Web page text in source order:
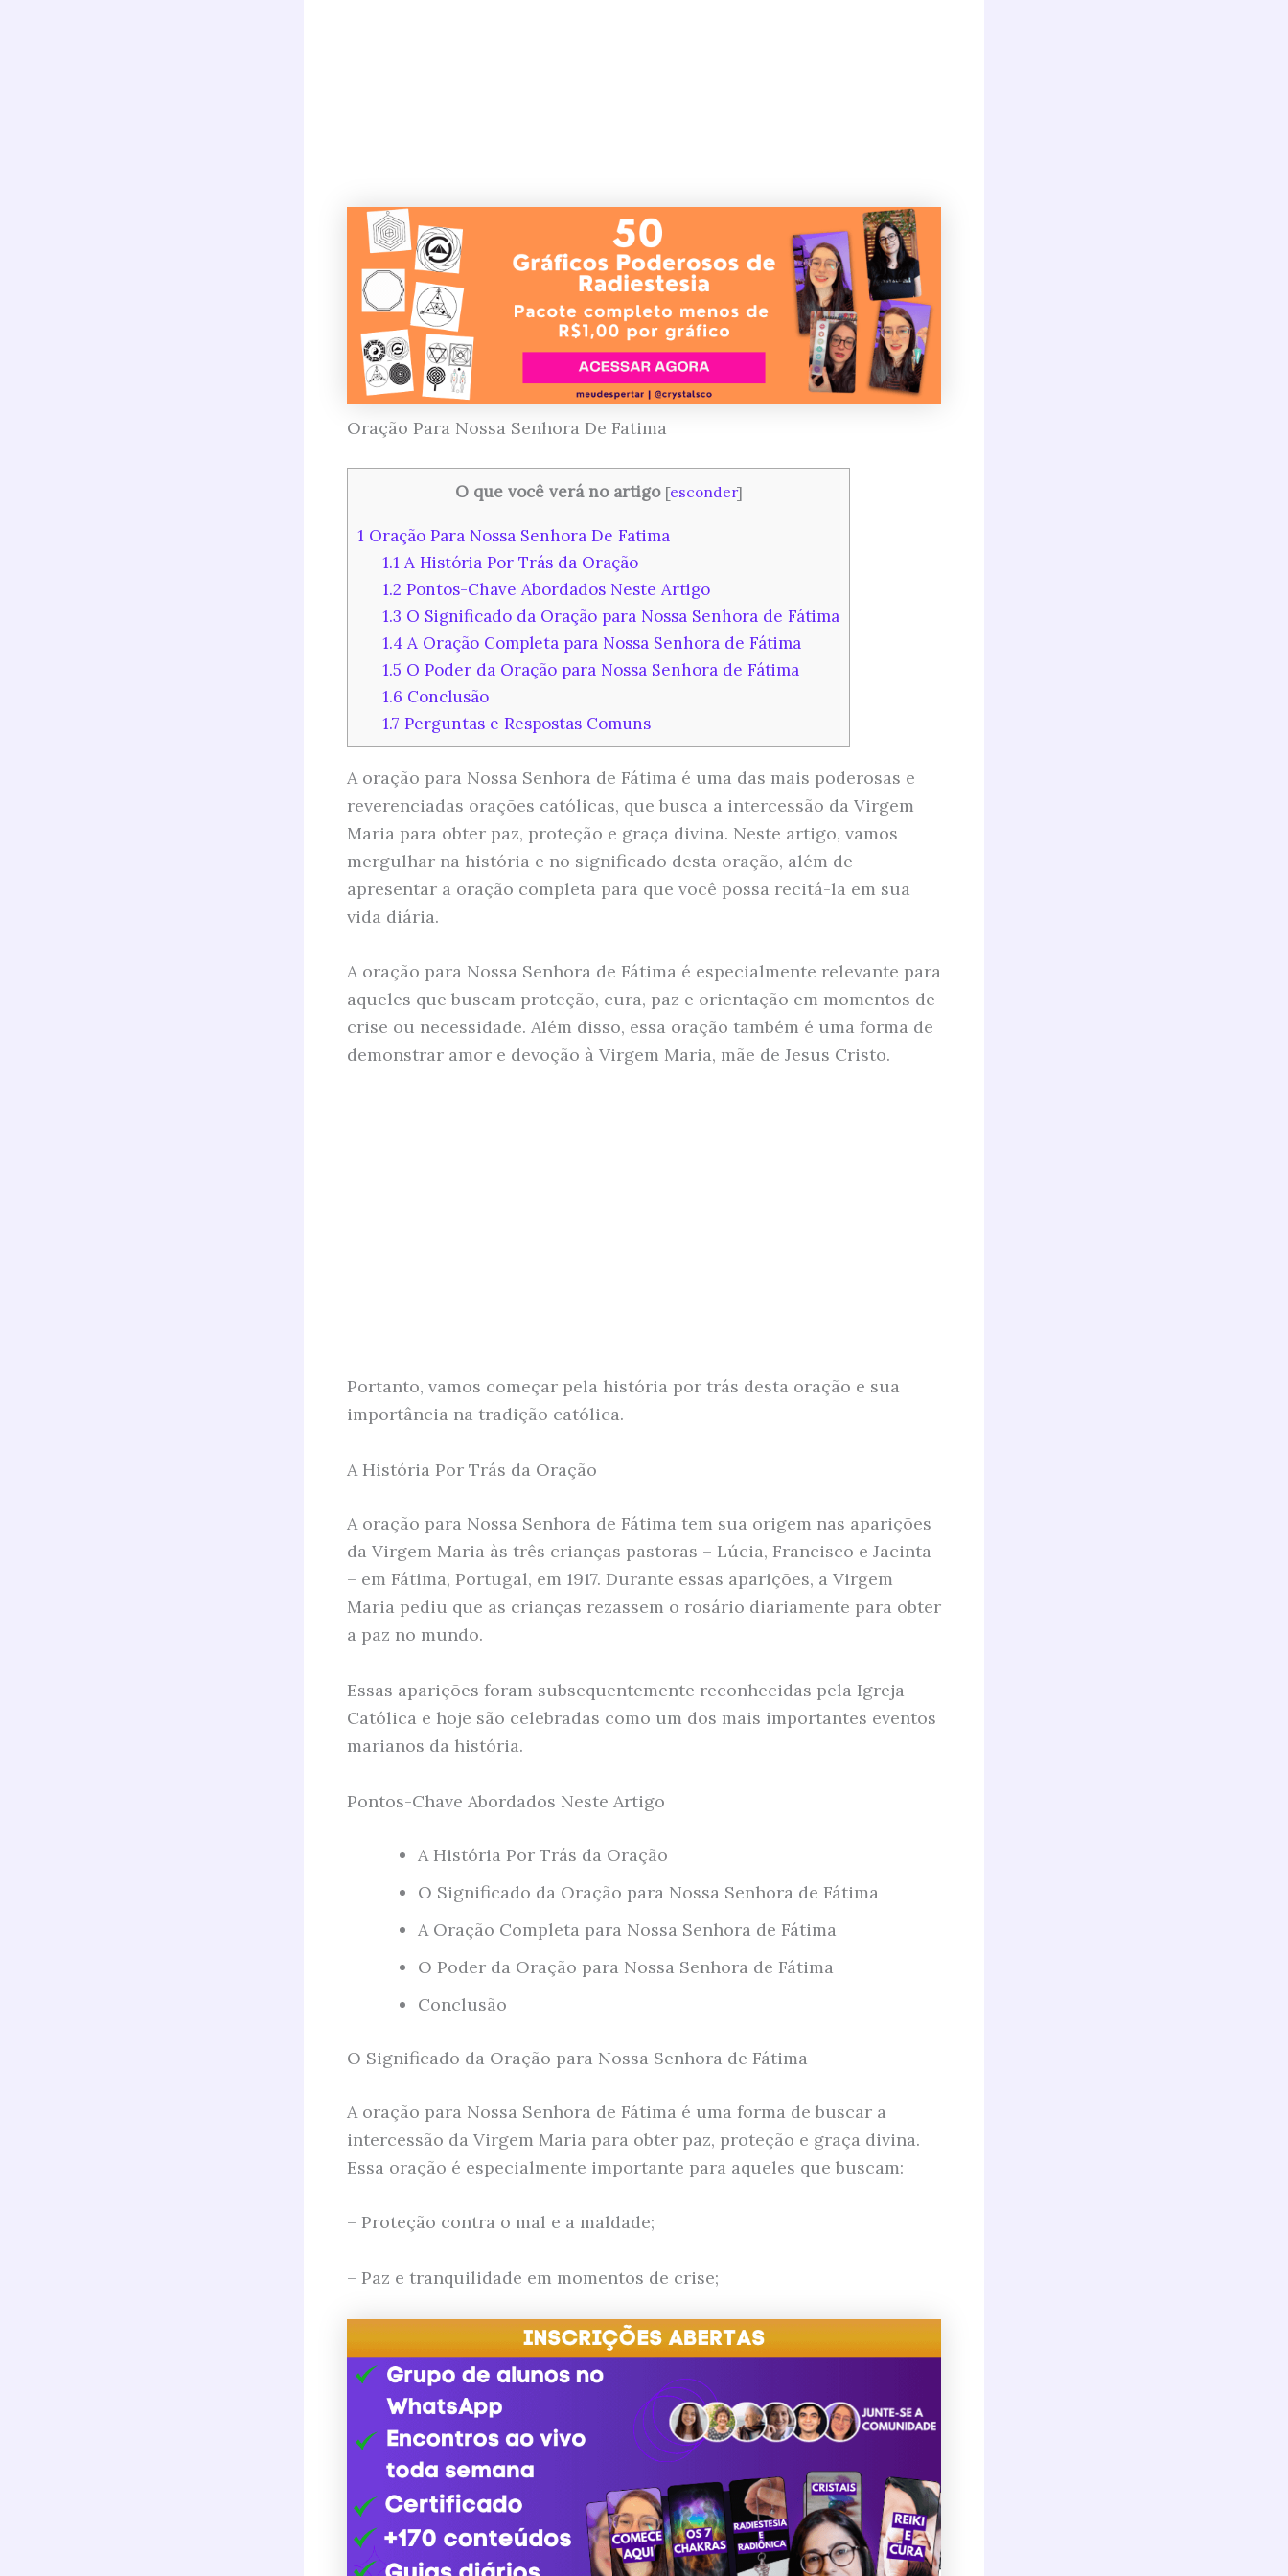
Oração Para Nossa Senhora De Fatima
O que você verá no artigo [esconder]
1 Oração Para Nossa Senhora De Fatima
1.1A História Por Trás da Oração
1.2 Pontos-Chave Abordados Neste Artigo
1.3 O Significado da Oração para Nossa Senhora de Fátima
1.4 A Oração Completa para Nossa Senhora de Fátima
1.5 O Poder da Oração para Nossa Senhora de Fátima
1.6 Conclusão
1.7 Perguntas e Respostas Comuns
A oração para Nossa Senhora de Fátima é uma das mais poderosas e
reverenciadas orações católicas, que busca a intercessão da Virgem
Maria para obter paz, proteção e graça divina. Neste artigo, vamos
mergulhar na história e no significado desta oração, além de
apresentar a oração completa para que você possa recitá-la em sua
vida diária.
A oração para Nossa Senhora de Fátima é especialmente relevante para
aqueles que buscam proteção, cura, paz e orientação em momentos de
crise ou necessidade. Além disso, essa oração também é uma forma de
demonstrar amor e devoção à Virgem Maria, mãe de Jesus Cristo.
Portanto, vamos começar pela história por trás desta oração e sua
importância na tradição católica.
A História Por Trás da Oração
A oração para Nossa Senhora de Fátima tem sua origem nas aparições
da Virgem Maria às três crianças pastoras – Lúcia, Francisco e Jacinta
– em Fátima, Portugal, em 1917. Durante essas aparições, a Virgem
Maria pediu que as crianças rezassem o rosário diariamente para obter
a paz no mundo.
Essas aparições foram subsequentemente reconhecidas pela Igreja
Católica e hoje são celebradas como um dos mais importantes eventos
marianos da história.
Pontos-Chave Abordados Neste Artigo
A História Por Trás da Oração
O Significado da Oração para Nossa Senhora de Fátima
A Oração Completa para Nossa Senhora de Fátima
O Poder da Oração para Nossa Senhora de Fátima
Conclusão
O Significado da Oração para Nossa Senhora de Fátima
A oração para Nossa Senhora de Fátima é uma forma de buscar a
intercessão da Virgem Maria para obter paz, proteção e graça divina.
Essa oração é especialmente importante para aqueles que buscam:
– Proteção contra o mal e a maldade;
– Paz e tranquilidade em momentos de crise;